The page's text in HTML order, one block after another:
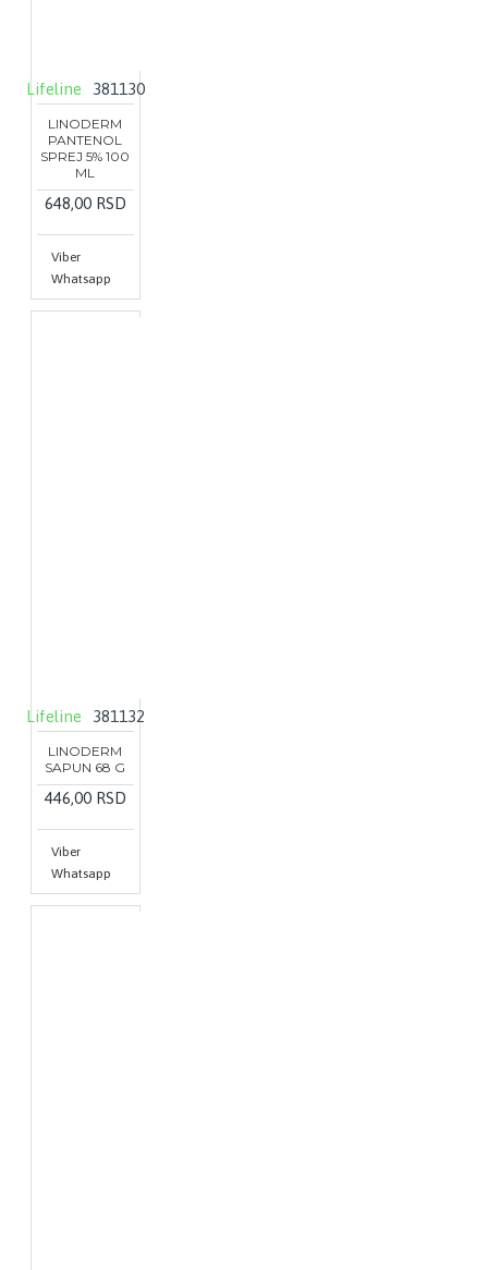
Lifeline 381130
LINODERM
PANTENOL
SPREJ 5% 100
ML
648,00 RSD
Viber
Whatsapp
Lifeline 381132
LINODERM
SAPUN 68 G
446,00 RSD
Viber
Whatsapp